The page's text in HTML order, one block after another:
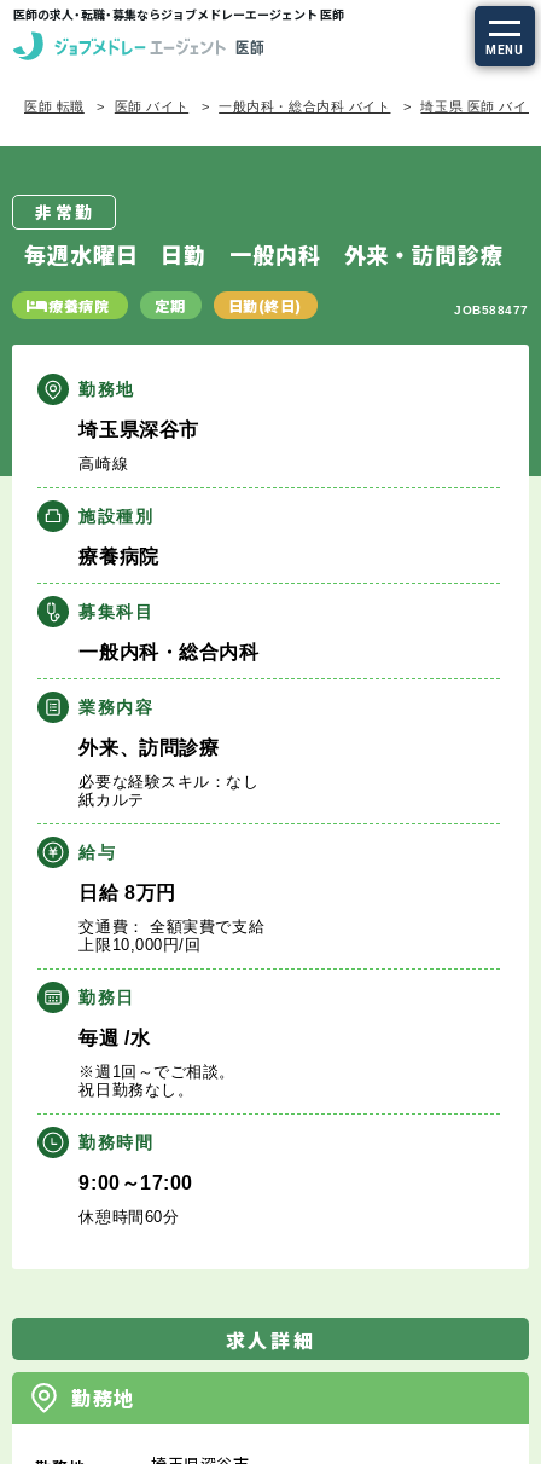
医師の求人・転職・募集ならジョブメドレーエージェント 医師
MENU
求人を探す
定期非常勤の求人
特集から探す
エージェントサービス
エージェントサービスTOP
サービスの流れ
キャリアアドバイザー紹介
医師の求人・転職Q&A
知りたい・聞きたい
転職成功事例
医師の転職マニュアル
データで見る医師の平均年収
医師に役立つ取材記事
大学医局紹介
医師 転職 医師 バイト 一般内科・総合内科 バイト 埼玉県 医師 バイト
非常勤
毎週水曜日 日勤 一般内科 外来・訪問診療
療養病院 定期 日勤(終日) JOB588477
勤務地
埼玉県深谷市
高崎線
施設種別
療養病院
募集科目
一般内科・総合内科
業務内容
外来、訪問診療
必要な経験スキル：なし
紙カルテ
給与
日給8万円
交通費： 全額実費で支給
上限10,000円/回
勤務日
毎週 /水
※週1回～でご相談。
祝日勤務なし。
勤務時間
9:00～17:00
休憩時間60分
求人詳細
勤務地